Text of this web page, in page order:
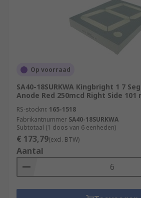
Op voorraad
SA40-18SURKWA Kingbright 1 7
Anode Red 250mcd Right Side 101
RS-stocknr. 165-1518
Fabrikantnummer SA40-18SURKWA
Subtotaal (1 doos van 6 eenheden)
€ 173,79(excl. BTW)
Aantal